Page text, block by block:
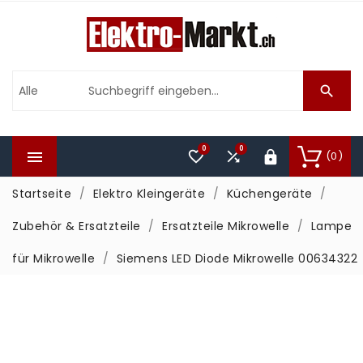

 (0)

0
0
Startseite Elektro Kleingeräte
Küchengeräte
Zubehör & Ersatzteile
Ersatzteile Mikrowelle
Lampe
für Mikrowelle
Siemens LED Diode Mikrowelle 00634322